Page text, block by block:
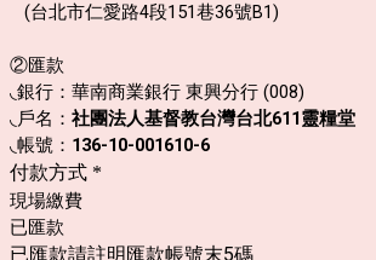
(台北市仁愛路4段151巷36號B1)
②匯款
◟銀行：華南商業銀行 東興分行 (008)
◟戶名： 社團法人基督教台灣台北611靈糧堂
◟帳號： 136-10-001610-6
付款方式 *
現場繳費
已匯款
已匯款請註明 匯款帳號末5碼